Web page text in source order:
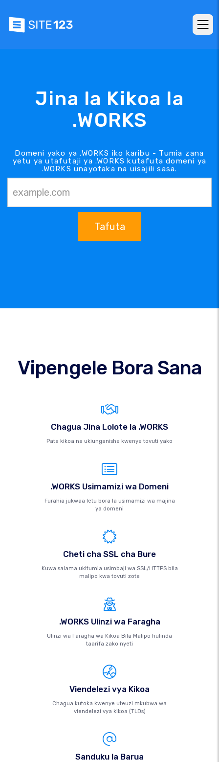
Jina la Kikoa la
.WORKS
Domeni yako ya .WORKS iko karibu - Tumia zana
yetu ya utafutaji ya .WORKS kutafuta domeni ya
.WORKS unayotaka na uisajili sasa.
Tafuta
Vipengele Bora Sana
Chagua Jina Lolote la .WORKS
Pata kikoa na ukiunganishe kwenye tovuti yako
.WORKS Usimamizi wa Domeni
Furahia jukwaa letu bora la usimamizi wa majina
ya domeni
Cheti cha SSL cha Bure
Kuwa salama ukitumia usimbaji wa SSL/HTTPS bila
malipo kwa tovuti zote
.WORKS Ulinzi wa Faragha
Ulinzi wa Faragha wa Kikoa Bila Malipo hulinda
taarifa zako nyeti
Viendelezi vya Kikoa
Chagua kutoka kwenye uteuzi mkubwa wa
viendelezi vya kikoa (TLDs)
Sanduku la Barua